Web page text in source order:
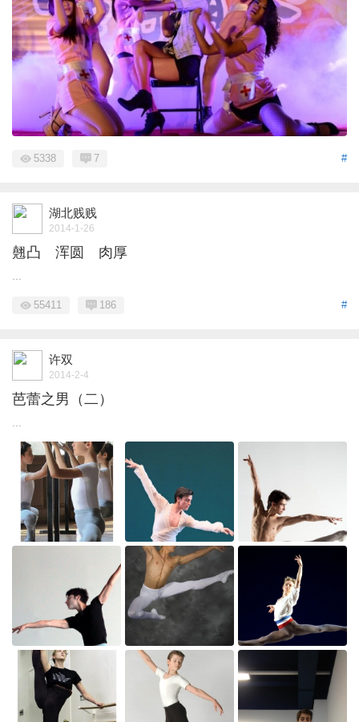
#
5338 7
湖北贱贱
2014-1-26
翹凸 浑圆 肉厚
...
#
55411 186
许双
2014-2-4
芭蕾之男（二）
...